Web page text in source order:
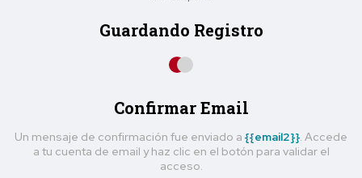
Guardando Registro
Confirmar Email
Un mensaje de confirmación fue enviado a {{email2}} . Accede
a tu cuenta de email y haz clic en el botón para validar el
acceso.